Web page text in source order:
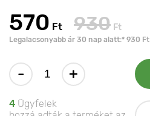
570 Ft 930 Ft
Legalacsonyabb ár 30 nap alatt:* 930 Ft
- +
4 Ügyfelek